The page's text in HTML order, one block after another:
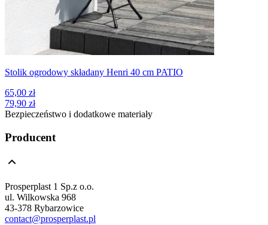
Stolik ogrodowy składany Henri 40 cm PATIO
65,00 zł
79,90 zł
Bezpieczeństwo i dodatkowe materiały
Producent
Prosperplast 1 Sp.z o.o.
ul. Wilkowska 968
43-378 Rybarzowice
contact@prosperplast.pl